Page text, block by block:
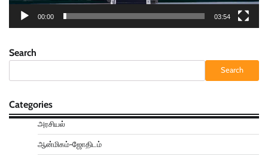
00:00 03:54
Search
Search
Categories
அரசியல்
ஆன்மிகம்-ஜோதிடம்